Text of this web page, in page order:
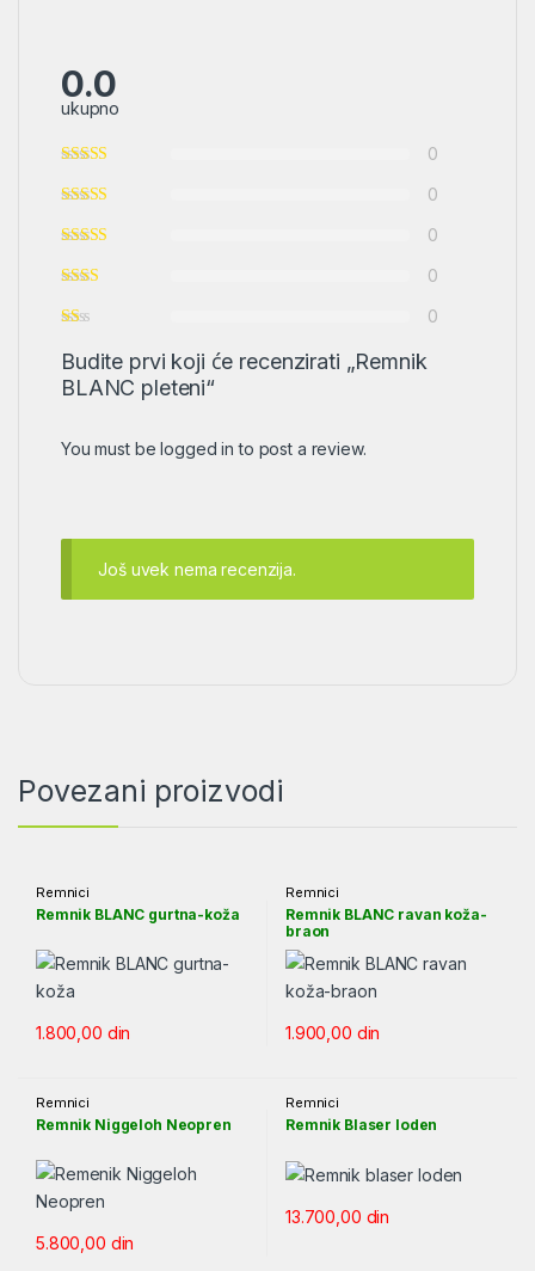
0.0
ukupno
0
0
0
0
0
Budite prvi koji će recenzirati „Remnik
BLANC pleteni“
You must belogged in to post a review.
Još uvek nema recenzija.
Povezani proizvodi
Remnici
Remnik BLANC gurtna-koža
1.800,00 din
Remnici
Remnik BLANC ravan koža-
braon
1.900,00 din
Remnici
Remnik Niggeloh Neopren
5.800,00 din
Remnici
Remnik Blaser loden
13.700,00 din